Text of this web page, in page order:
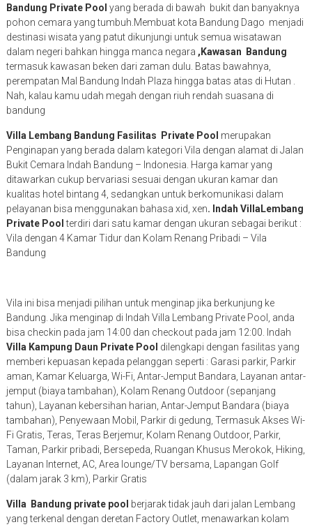
Bandung Private Pool yang berada di bawah bukit dan banyaknya
pohon cemara yang tumbuh.Membuat kota Bandung Dago menjadi
destinasi wisata yang patut dikunjungi untuk semua wisatawan
dalam negeri bahkan hingga manca negara ,Kawasan Bandung
termasuk kawasan beken dari zaman dulu. Batas bawahnya,
perempatan Mal Bandung Indah Plaza hingga batas atas di Hutan .
Nah, kalau kamu udah megah dengan riuh rendah suasana di
bandung
Villa Lembang Bandung Fasilitas Private Pool merupakan
Penginapan yang berada dalam kategori Vila dengan alamat di Jalan
Bukit Cemara Indah Bandung – Indonesia. Harga kamar yang
ditawarkan cukup bervariasi sesuai dengan ukuran kamar dan
kualitas hotel bintang 4, sedangkan untuk berkomunikasi dalam
pelayanan bisa menggunakan bahasa xid, xen. Indah VillaLembang
Private Pool terdiri dari satu kamar dengan ukuran sebagai berikut :
Vila dengan 4 Kamar Tidur dan Kolam Renang Pribadi – Vila
Bandung
Vila ini bisa menjadi pilihan untuk menginap jika berkunjung ke
Bandung. Jika menginap di Indah Villa Lembang Private Pool, anda
bisa checkin pada jam 14:00 dan checkout pada jam 12:00. Indah
Villa Kampung Daun Private Pool dilengkapi dengan fasilitas yang
memberi kepuasan kepada pelanggan seperti : Garasi parkir, Parkir
aman, Kamar Keluarga, Wi-Fi, Antar-Jemput Bandara, Layanan antar-
jemput (biaya tambahan), Kolam Renang Outdoor (sepanjang
tahun), Layanan kebersihan harian, Antar-Jemput Bandara (biaya
tambahan), Penyewaan Mobil, Parkir di gedung, Termasuk Akses Wi-
Fi Gratis, Teras, Teras Berjemur, Kolam Renang Outdoor, Parkir,
Taman, Parkir pribadi, Bersepeda, Ruangan Khusus Merokok, Hiking,
Layanan Internet, AC, Area lounge/TV bersama, Lapangan Golf
(dalam jarak 3 km), Parkir Gratis
Villa Bandung private pool berjarak tidak jauh dari jalan Lembang
yang terkenal dengan deretan Factory Outlet, menawarkan kolam